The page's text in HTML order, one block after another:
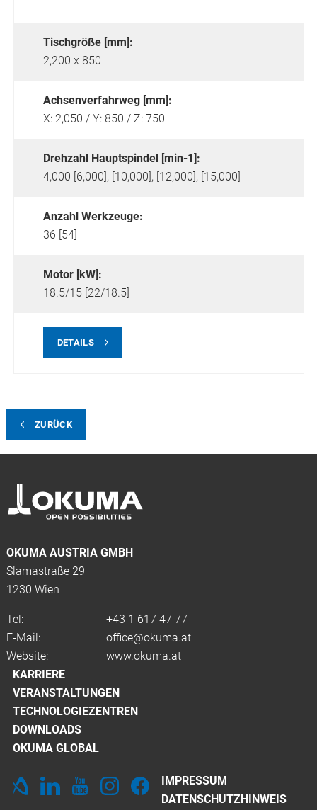
Tischgröße [mm]:
2,200 x 850
Achsenverfahrweg [mm]:
X: 2,050 / Y: 850 / Z: 750
Drehzahl Hauptspindel [min-1]:
4,000 [6,000], [10,000], [12,000], [15,000]
Anzahl Werkzeuge:
36 [54]
Motor [kW]:
18.5/15 [22/18.5]
DETAILS
ZURÜCK
OKUMA AUSTRIA GMBH
Slamastraße 29
1230 Wien
Tel:
+43 1 617 47 77
E-Mail:
office@okuma.at
Website:
www.okuma.at
KARRIERE
VERANSTALTUNGEN
TECHNOLOGIEZENTREN
DOWNLOADS
OKUMA GLOBAL
IMPRESSUM
DATENSCHUTZHINWEIS